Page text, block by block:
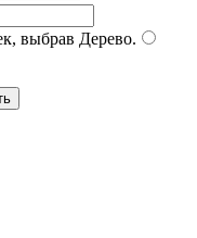
выбрав Дерево.